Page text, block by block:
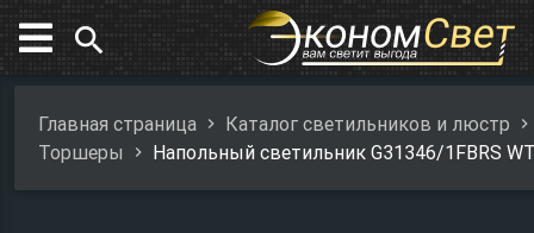
search
Главная страница
Каталог светильников и люстр
Торшеры
Напольный светильник G31346/1FBRS